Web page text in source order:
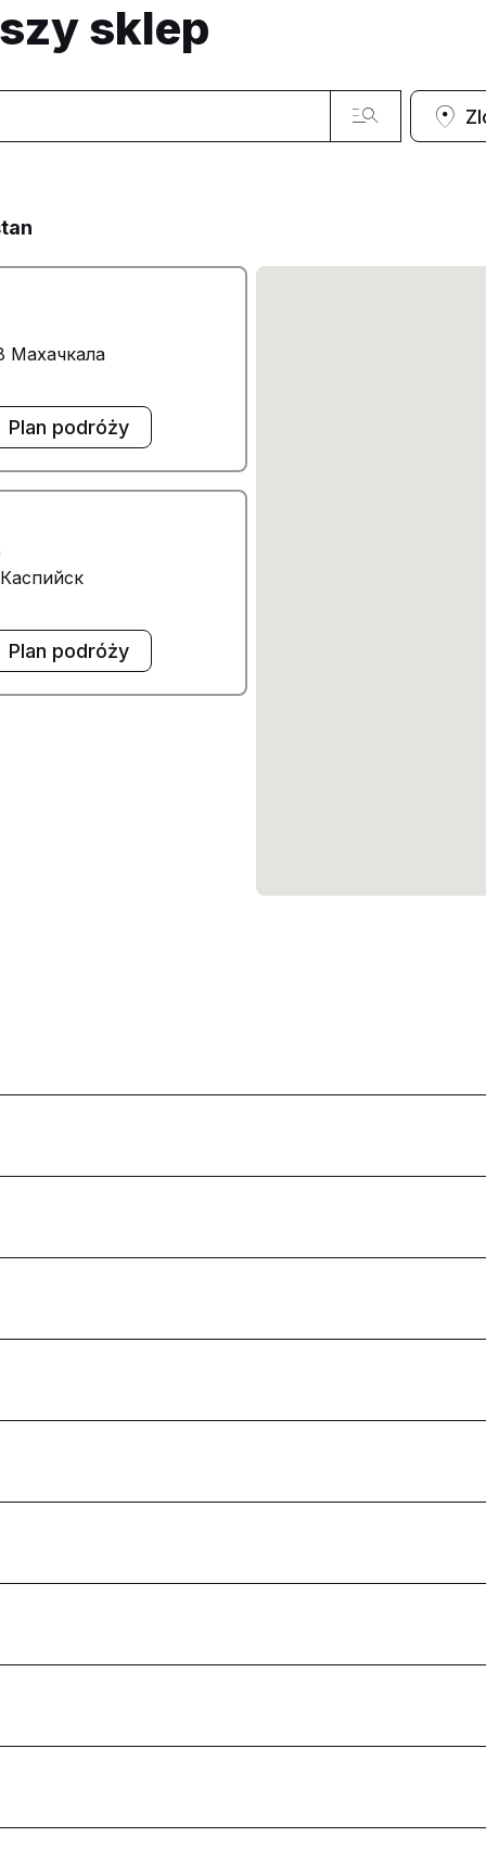
sklep
Махачкала
Plan podróży
Plan podróży
Al Madinah Province
Al
Northern Borders Province
Federacja Bośni i Hercegowiny
Dobrich
Pernik
Primorsko-goranska županija
Larnaka
Glavni grad Podgorica
Jihočeský kraj